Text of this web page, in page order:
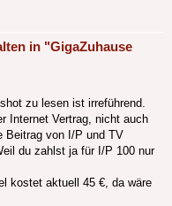
in "GigaZuhause
zu lesen ist irreführend.
Internet Vertrag, nicht auch
Beitrag von I/P und TV
du zahlst ja für I/P 100 nur
kostet aktuell 45 €, da wäre